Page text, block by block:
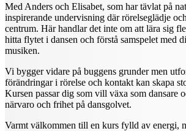
Med Anders och Elisabet, som har tävlat på
inspirerande undervisning där rörelseglädje
centrum. Här handlar det inte om att lära sig
hitta flytet i dansen och förstå samspelet med
musiken.
Vi bygger vidare på buggens grunder men
förändringar i rörelse och kontakt kan skapa
Kursen passar dig som vill växa som dansare
närvaro och frihet på dansgolvet.
Varmt välkommen till en kurs fylld av energi,